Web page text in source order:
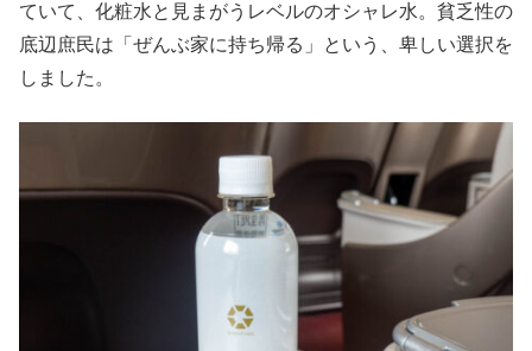
ていて、化粧水と見まがうレベルのオシャレ水。貧乏性の
底辺庶民は「ぜんぶ家に持ち帰る」という、卑しい選択を
しました。